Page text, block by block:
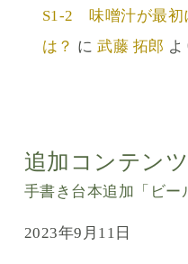
S1-2 味噌汁が最初
は？ に武藤 拓郎 よ
追加コンテン
手書き台本追加「ビー
2023年9月11日